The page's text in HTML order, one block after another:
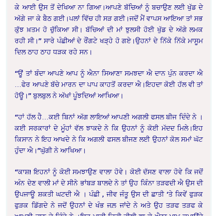
ਕੇ ਆਈ ਉਸ ਤੋਂ ਦੇਖਿਆ ਨਾ ਗਿਆ।ਆਪਣੇ ਬੱਚਿਆਂ ਨੂੰ ਬਚਾਉਣ ਲਈ ਖੁੱਡ ਦੇ
ਅੱਗੇ ਜਾ ਕੇ ਬੈਠ ਗਈ।ਪਲਾਂ ਵਿੱਚ ਹੀ ਸੜ ਗਈ।ਜਦੋਂ ਮੈਂ ਵਾਪਸ ਆਇਆ ਤਾਂ ਸਭ
ਕੁੱਝ ਖ਼ਤਮ ਹੋ ਚੁੱਕਿਆ ਸੀ। ਬੱਚਿਆਂ ਦੀ ਮਾਂ ਝੁਲਸੀ ਹੋਈ ਖੁੱਡ ਦੇ ਅੱਗੇ ਲਮਕ
ਰਹੀ ਸੀ।” ਸਾਰੇ ਪੰਛੀਆਂ ਦੇ ਰੌਂਗਟੇ ਖੜ੍ਹੇ ਹੋ ਗਏ।ਉਹਨਾਂ ਦੇ ਨਿੱਕੇ ਨਿੱਕੇ ਮਾਸੂਮ
ਦਿਲ ਠਾਹ ਠਾਹ ਧੜਕ ਰਹੇ ਸਨ।
“ਊਂ ਤਾਂ ਬੰਦਾ ਆਪਣੇ ਆਪ ਨੂੰ ਐਨਾ ਸਿਆਣਾ ਸਮਝਦਾ ਐ ਦਾਨ ਪੁੰਨ ਕਰਦਾ ਐ
…ਫੇਰ ਆਪਣੇ ਬੱਚੇ ਮਾਰਨ ਦਾ ਪਾਪ ਕਾਹਤੋਂ ਕਰਦਾ ਐ।ਇਹਦਾ ਕੋਈ ਹੱਲ ਵੀ ਤਾਂ
ਹੋਊ।” ਬੁਲਬੁਲ ਨੇ ਅੱਖਾਂ ਪੂੰਝਦਿਆਂ ਆਖਿਆ।
“ਹਾਂ ਹੱਲ ਹੈ…ਕਈ ਬਿਨਾਂ ਅੱਗ ਲਾਇਆਂ ਆਪਣੀ ਅਗਲੀ ਫਸਲ ਬੀਜ ਦਿੰਦੇ ਨੇ ।
ਕਈ ਸਰਕਾਰਾਂ ਦੇ ਮੂੰਹਾਂ ਵੱਲ ਝਾਕਦੇ ਨੇ ਕਿ ਉਹਨਾਂ ਨੂੰ ਕੋਈ ਮੱਦਦ ਮਿਲੇ।ਇਹ
ਕਿਸਾਨ ਨੇ ਇਹ ਆਖਦੇ ਨੇ ਕਿ ਅਗਲੀ ਫਸਲ ਬੀਜਣ ਲਈ ਉਹਨਾਂ ਕੋਲ ਸਮਾਂ ਘੱਟ
ਹੁੰਦਾ ਐ।”ਘੁੱਗੀ ਨੇ ਆਖਿਆ।
“ਕਾਸ਼! ਇਹਨਾਂ ਨੂੰ ਕੋਈ ਸਮਝਾਉਣ ਵਾਲਾ ਹੋਵੇ। ਕੋਈ ਦੱਸਣ ਵਾਲਾ ਹੋਵੇ ਕਿ ਜਦੋਂ
ਅੰਨ ਦੇਣ ਵਾਲੀ ਮਾਂ ਦੇ ਸੀਨੇ ਭਾਂਬੜ ਬਾਲਦੇ ਨੇ ਤਾਂ ਉਹ ਕਿੰਨਾ ਤੜਫਦੀ ਐ ਉਸ ਦੀ
ਉਪਜਾਊ ਸ਼ਕਤੀ ਘਟਦੀ ਐ । ਪੰਛੀ , ਜੀਵ ਜੰਤੂ ਉਸ ਦੀ ਛਾਤੀ ‘ਤੇ ਕਿਵੇਂ ਫੁੜਕ
ਫੁੜਕ ਡਿੱਗਦੇ ਨੇ ਜਦੋਂ ਉਹਨਾਂ ਦੇ ਖੰਭ ਜਲ਼ ਜਾਂਦੇ ਨੇ ਅਤੇ ਉਹ ਤੜਫ ਤੜਫ ਕੇ